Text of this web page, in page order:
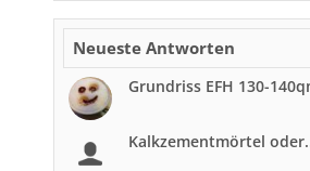
Neueste Antworten
Grundriss EFH 130-
Kalkzementmörtel